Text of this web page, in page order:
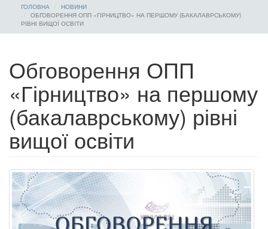
ГОЛОВНА
НОВИНИ
ОБГОВОРЕННЯ ОПП «ГІРНИЦТВО» НА ПЕРШОМУ (БАКАЛАВРСЬКОМУ)
РІВНІ ВИЩОЇ ОСВІТИ
Обговорення ОПП
«Гірництво» на першому
(бакалаврському) рівні
вищої освіти